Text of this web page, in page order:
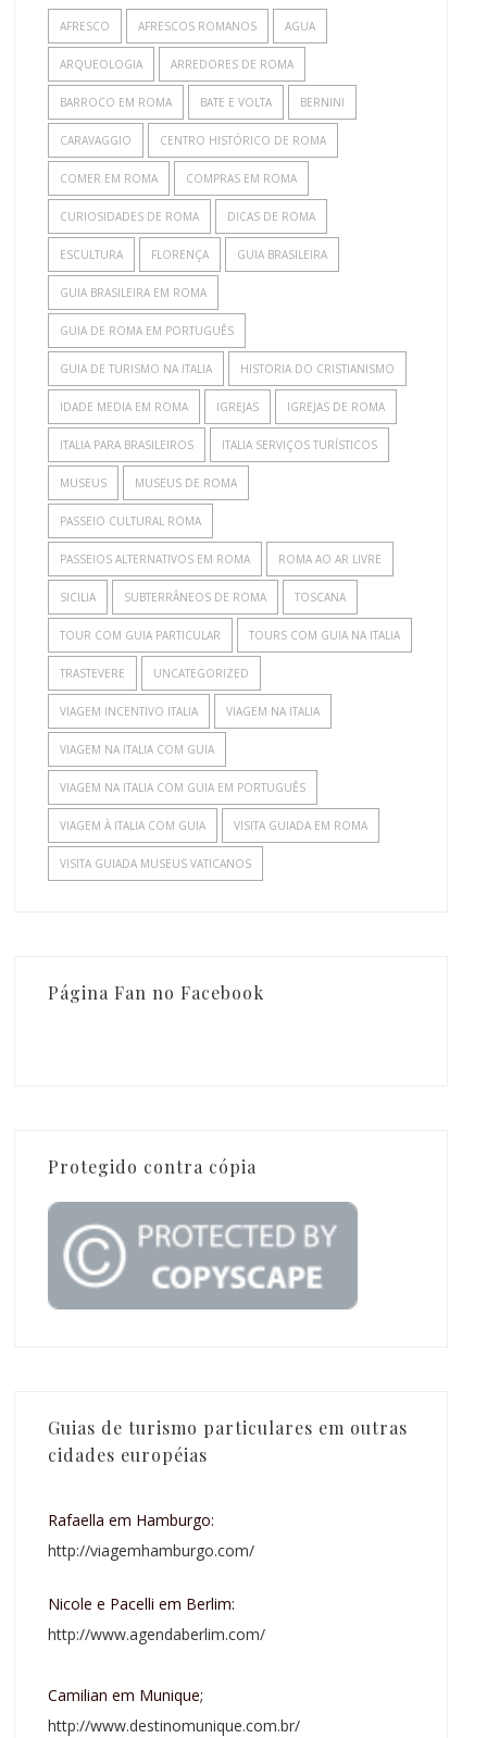
AFRESCO AFRESCOS ROMANOS AGUA
ARQUEOLOGIA ARREDORES DE ROMA
BARROCO EM ROMA BATE E VOLTA BERNINI
CARAVAGGIO CENTRO HISTÓRICO DE ROMA
COMER EM ROMA COMPRAS EM ROMA
CURIOSIDADES DE ROMA DICAS DE ROMA
ESCULTURA FLORENÇA GUIA BRASILEIRA
GUIA BRASILEIRA EM ROMA
GUIA DE ROMA EM PORTUGUÊS
GUIA DE TURISMO NA ITALIA HISTORIA DO CRISTIANISMO
IDADE MEDIA EM ROMA IGREJAS IGREJAS DE ROMA
ITALIA PARA BRASILEIROS ITALIA SERVIÇOS TURÍSTICOS
MUSEUS MUSEUS DE ROMA
PASSEIO CULTURAL ROMA
PASSEIOS ALTERNATIVOS EM ROMA ROMA AO AR LIVRE
SICILIA SUBTERRÂNEOS DE ROMA TOSCANA
TOUR COM GUIA PARTICULAR TOURS COM GUIA NA ITALIA
TRASTEVERE UNCATEGORIZED
VIAGEM INCENTIVO ITALIA VIAGEM NA ITALIA
VIAGEM NA ITALIA COM GUIA
VIAGEM NA ITALIA COM GUIA EM PORTUGUÊS
VIAGEM À ITALIA COM GUIA VISITA GUIADA EM ROMA
VISITA GUIADA MUSEUS VATICANOS
Página Fan no Facebook
Protegido contra cópia
Guias de turismo particulares em outras
cidades européias
Rafaella em Hamburgo:
http://viagemhamburgo.com/
Nicole e Pacelli em Berlim:
http://www.agendaberlim.com/
Camilian em Munique;
http://www.destinomunique.com.br/